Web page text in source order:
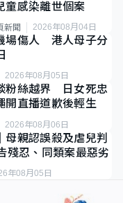
感染離世個案
新聞 2026年08月04日
場傷人 港人母子分
2026年08月05日
粉絲越界 日女死忠
直播道歉後輕生
2026年08月06日
母親認誤殺及虐兒判
忍、同類案最惡劣
年08月05日